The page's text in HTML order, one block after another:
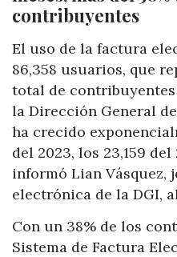
contribuyentes
El uso de la factura
86,358 usuarios, que
total de
la Dirección General
ha crecido
del 2023, los 23,159 del
informó Lian Vásquez,
electrónica de la DGI,
Con un 38% de los
Sistema de Factura